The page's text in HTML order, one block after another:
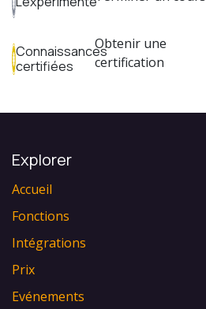
Connaissances
certifiées
Obtenir une
certification
Explorer
Accueil
Fonctions
Intégrations
Prix
Evénements